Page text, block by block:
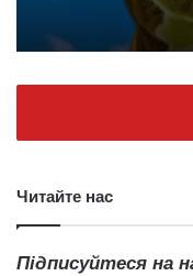
Читайте нас
Підписуйтеся на